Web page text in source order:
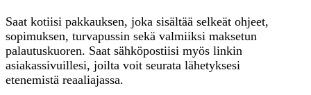
Saat kotiisi pakkauksen, joka sisältää selkeät ohjeet,
sopimuksen, turvapussin sekä valmiiksi maksetun
palautuskuoren. Saat sähköpostiisi myös linkin
asiakassivuillesi, joilta voit seurata lähetyksesi
etenemistä reaaliajassa.